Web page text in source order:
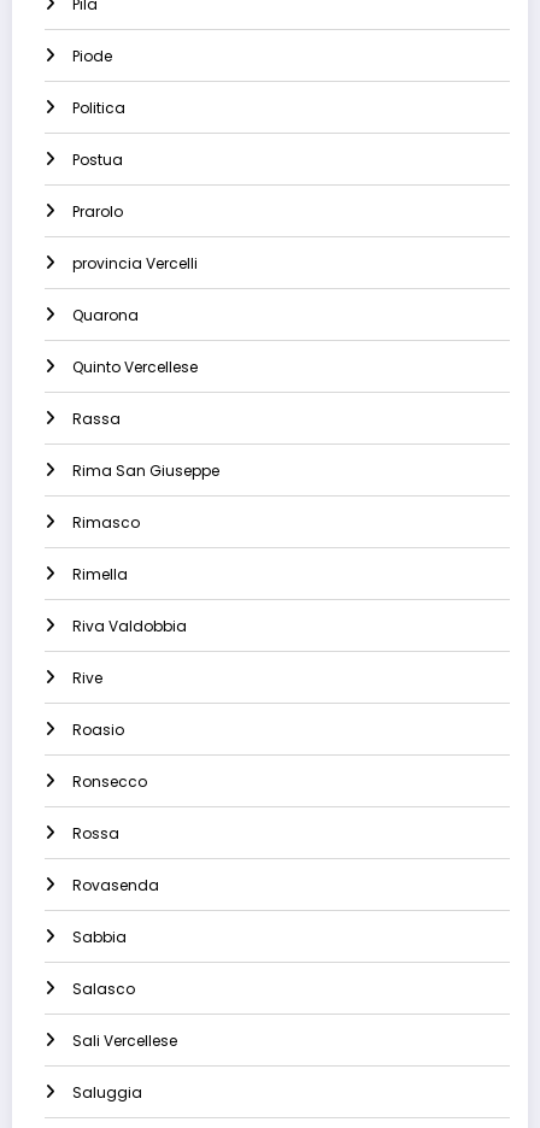
Piode
Politica
Postua
Prarolo
provincia Vercelli
Quarona
Quinto Vercellese
Rassa
Rima San Giuseppe
Rimasco
Rimella
Riva Valdobbia
Rive
Roasio
Ronsecco
Rossa
Rovasenda
Sabbia
Salasco
Sali Vercellese
Saluggia